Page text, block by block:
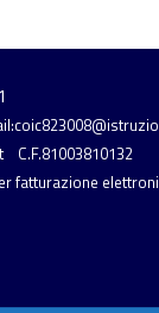
C.F.81003810132